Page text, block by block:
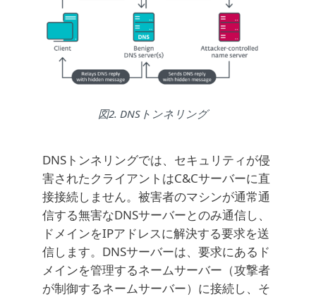
図2. DNSトンネリング
DNSトンネリングでは、セキュリティが侵
害されたクライアントはC&Cサーバーに直
接接続しません。被害者のマシンが通常通
信する無害なDNSサーバーとのみ通信し、
ドメインをIPアドレスに解決する要求を送
信します。DNSサーバーは、要求にあるド
メインを管理するネームサーバー（攻撃者
が制御するネームサーバー）に接続し、そ